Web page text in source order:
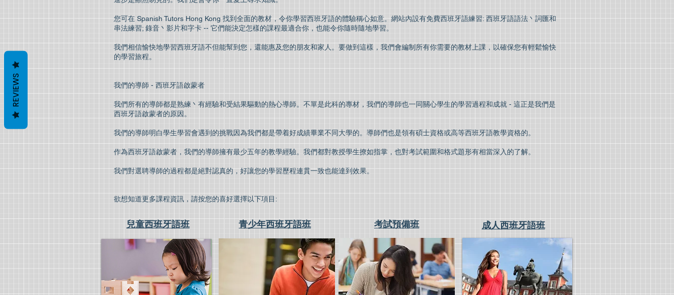
您可在 Spanish Tutors Hong Kong 找到全面的教材，令你學習西班牙語的體驗稱心如意。網站內設有免費西班牙語練習: 西班牙語語法丶詞匯和
串法練習; 錄音丶影片和字卡 -- 它們能決定怎樣的課程最適合你，也能令你隨時隨地學習。
我們相信愉快地學習西班牙語不但能幫到您，還能惠及您的朋友和家人。要做到這樣，我們會編制所有你需要的教材上課，以確保您有輕鬆愉快
的學習旅程。
我們的導師 - 西班牙語啟蒙者
我們所有的導師都是熟練丶有經驗和受結果驅動的熱心導師。不單是此科的專材，我們的導師也一同關心學生的學習過程和成就 - 這正是我們是
西班牙語啟蒙者的原因。
我們的導師明白學生學習會遇到的挑戰因為我們都是帶着好成績畢業不同大學的。導師們也是領有碩士資格或高等西班牙語教學資格的。
作為西班牙語啟蒙者，我們的導師擁有最少五年的教學經驗。我們都對教授學生撩如指掌，也對考試範圍和格式題形有相當深入的了解。
我們對選聘導師的過程都是絕對認真的，好讓您的學習歷程連貫一致也能達到效果。
欲想知道更多課程資訊，請按您的喜好選擇以下項目:
兒童西班牙語班 青少年西班牙語班 考試預備班 成人西班牙語班
tokyo piano lessons in english
英語,日本語東京青少年オーケストラ
english string ensemble in tokyo
REVIEWS